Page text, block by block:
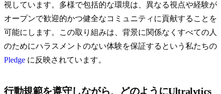
視しています。多様で包括的な環境は、異なる視点や経験が
オープンで歓迎的かつ健全なコミュニティに貢献することを
可能にします。この取り組みは、背景に関係なくすべての人
のためにハラスメントのない体験を保証するという私たちの
Pledge に反映されています。
行動規範を遵守しながら、どのようにUltralytics